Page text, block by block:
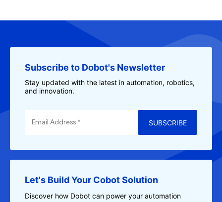
Subscribe to Dobot's Newsletter
Stay updated with the latest in automation, robotics,
and innovation.
SUBSCRIBE
Let's Build Your Cobot Solution
Discover how Dobot can power your automation